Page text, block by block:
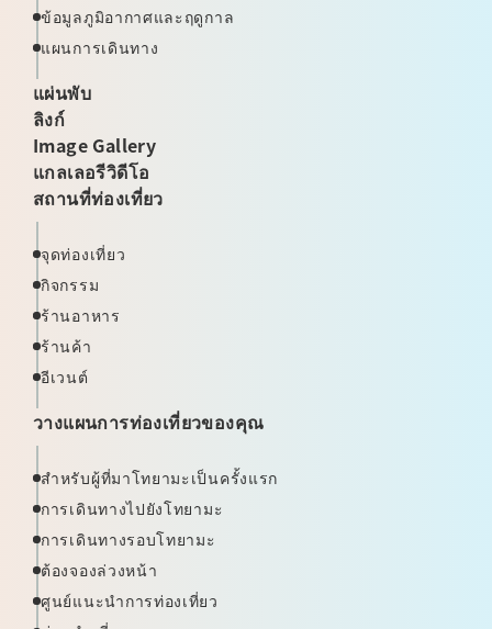
ข้อมูลภูมิอากาศและฤดูกาล
แผนการเดินทาง
แผ่นพับ
ลิงก์
Image Gallery
แกลเลอรีวิดีโอ
สถานที่ท่องเที่ยว
จุดท่องเที่ยว
กิจกรรม
ร้านอาหาร
ร้านค้า
อีเวนต์
วางแผนการท่องเที่ยวของคุณ
สำหรับผู้ที่มาโทยามะเป็นครั้งแรก
การเดินทางไปยังโทยามะ
การเดินทางรอบโทยามะ
ต้องจองล่วงหน้า
ศูนย์แนะนำการท่องเที่ยว